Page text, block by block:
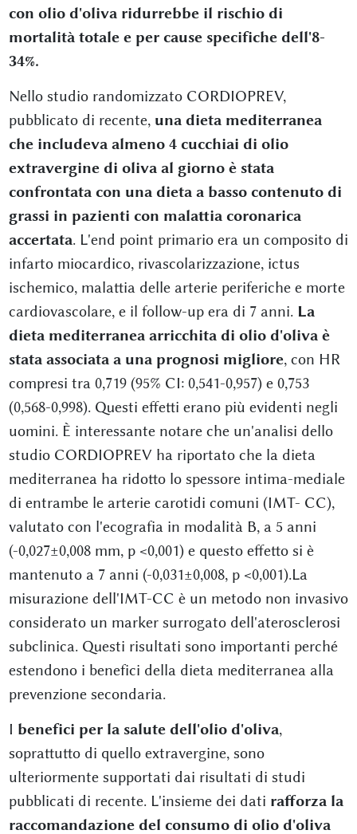
con olio d'oliva ridurrebbe il rischio di
mortalità totale e per cause specifiche dell'8-
34%.
Nello studio randomizzato CORDIOPREV,
pubblicato di recente, una dieta mediterranea
che includeva almeno 4 cucchiai di olio
extravergine di oliva al giorno è stata
confrontata con una dieta a basso contenuto di
grassi in pazienti con malattia coronarica
accertata. L'end point primario era un composito di
infarto miocardico, rivascolarizzazione, ictus
ischemico, malattia delle arterie periferiche e morte
cardiovascolare, e il follow-up era di 7 anni. La
dieta mediterranea arricchita di olio d'oliva è
stata associata a una prognosi migliore, con HR
compresi tra 0,719 (95% CI: 0,541-0,957) e 0,753
(0,568-0,998). Questi effetti erano più evidenti negli
uomini. È interessante notare che un'analisi dello
studio CORDIOPREV ha riportato che la dieta
mediterranea ha ridotto lo spessore intima-mediale
di entrambe le arterie carotidi comuni (IMT- CC),
valutato con l'ecografia in modalità B, a 5 anni
(-0,027±0,008 mm, p <0,001) e questo effetto si è
mantenuto a 7 anni (-0,031±0,008, p <0,001).La
misurazione dell'IMT-CC è un metodo non invasivo
considerato un marker surrogato dell'aterosclerosi
subclinica. Questi risultati sono importanti perché
estendono i benefici della dieta mediterranea alla
prevenzione secondaria.
I benefici per la salute dell'olio d'oliva,
soprattutto di quello extravergine, sono
ulteriormente supportati dai risultati di studi
pubblicati di recente. L'insieme dei dati rafforza la
raccomandazione del consumo di olio d'oliva